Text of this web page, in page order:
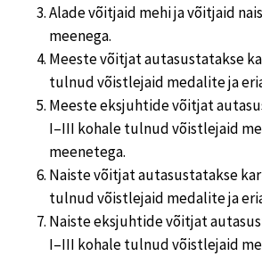
Alade võitjaid mehi ja võitjaid
meenega.
Meeste võitjat autasustatakse
tulnud võistlejaid medalite ja
Meeste eksjuhtide võitjat
I–III kohale tulnud võistlejaid
meenetega.
Naiste võitjat autasustatakse
tulnud võistlejaid medalite ja
Naiste eksjuhtide võitjat
I–III kohale tulnud võistlejaid